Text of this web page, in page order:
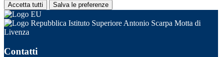
Accetta tutti Salva le preferenze
Istituto Superiore Antonio Scarpa Motta di
Livenza
Contatti